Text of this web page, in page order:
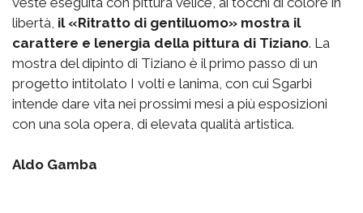
libertà, il «Ritratto di gentiluomo» mostra il
carattere e lenergia della pittura di Tiziano. La
mostra del dipinto di Tiziano è il primo passo di un
progetto intitolato I volti e lanima, con cui Sgarbi
intende dare vita nei prossimi mesi a più esposizioni
con una sola opera, di elevata qualità artistica.
Aldo Gamba